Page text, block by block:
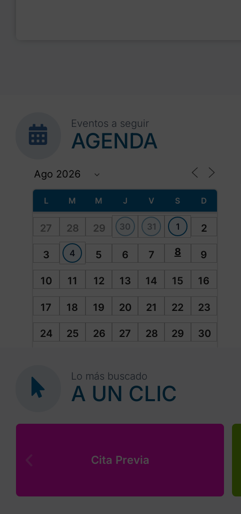
Eventos a seguir
AGENDA
L M M J V S D
27 28 29 30 31 1 2
3 4 5 6 7 8 9
10 11 12 13 14 15 16
17 18 19 20 21 22 23
24 25 26 27 28 29 30
Lo más buscado
A UN CLIC
Cita Previa